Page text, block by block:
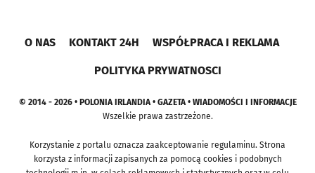
O NAS KONTAKT 24H WSPÓŁPRACA I REKLAMA
POLITYKA PRYWATNOSCI
© 2014 - 2026 • POLONIA IRLANDIA • GAZETA • WIADOMOŚCI I INFORMACJE
Wszelkie prawa zastrzeżone.
Korzystanie z portalu oznacza zaakceptowanie regulaminu. Strona
korzysta z informacji zapisanych za pomocą cookies i podobnych